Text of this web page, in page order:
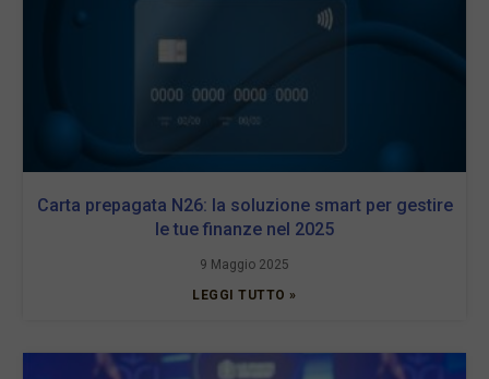
Carta prepagata N26: la soluzione smart per gestire
le tue finanze nel 2025
9 Maggio 2025
LEGGI TUTTO »